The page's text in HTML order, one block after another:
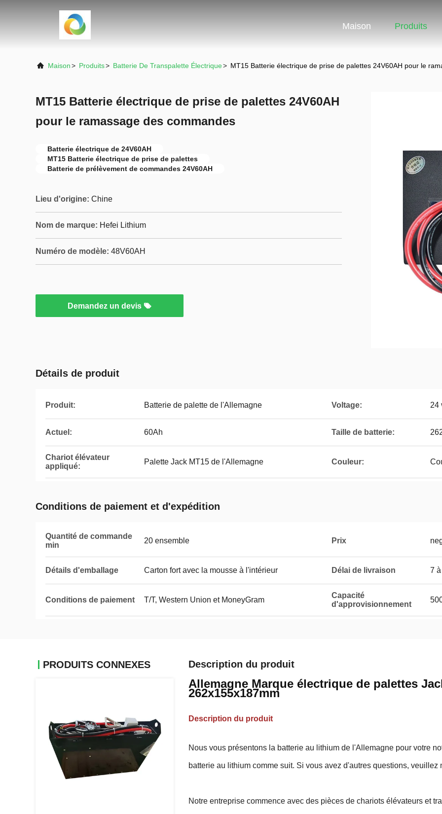
Maison Produits
Maison> Produits> Batterie De Transpalette Électrique> MT15 Batterie électrique de prise de palettes 24V60AH pour le
MT15 Batterie électrique de prise de palettes 24V60AH
pour le ramassage des commandes
Batterie électrique de 24V60AH
MT15 Batterie électrique de prise de palettes
Batterie de prélèvement de commandes 24V60AH
Lieu d'origine: Chine
Nom de marque: Hefei Lithium
Numéro de modèle: 48V60AH
Demandez un devis
Détails de produit
Produit: Batterie de palette de l'Allemagne Voltage: 24
Actuel: 60Ah Taille de batterie:
Chariot élévateur
appliqué:
Palette Jack MT15 de l'Allemagne Couleur:
Conditions de paiement et d'expédition
Quantité de commande
min
20 ensemble Prix
Détails d'emballage Carton fort avec la mousse à l'intérieur Délai de livraison 7
Conditions de paiement T/T, Western Union et MoneyGram
Capacité
d'approvisionnement
PRODUITS CONNEXES Description du produit
Allemagne Marque électrique de palettes
262x155x187mm
Description du produit
Nous vous présentons la batterie au lithium de l'Allemagne pour votre
batterie au lithium comme suit. Si vous avez d'autres questions, veuillez
Notre entreprise commence avec des pièces de chariots élévateurs et